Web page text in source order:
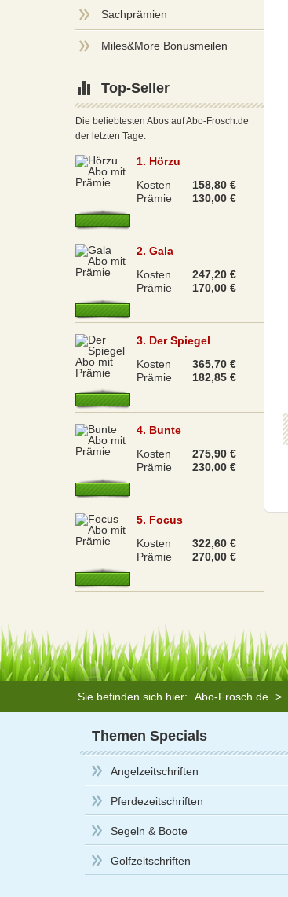
Sachprämien
Miles&More Bonusmeilen
Top-Seller
Die beliebtesten Abos auf Abo-Frosch.de
der letzten Tage:
1. Hörzu
Kosten
158,80 €
Prämie
130,00 €
2. Gala
Kosten
247,20 €
Prämie
170,00 €
3. Der Spiegel
Kosten
365,70 €
Prämie
182,85 €
4. Bunte
Kosten
275,90 €
Prämie
230,00 €
5. Focus
Kosten
322,60 €
Prämie
270,00 €
Sie befinden sich hier: Abo-Frosch.de >
Themen Specials
Angelzeitschriften
Pferdezeitschriften
Segeln & Boote
Golfzeitschriften